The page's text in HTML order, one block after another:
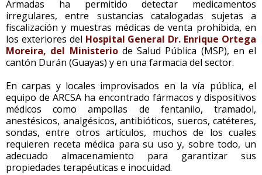
Armadas ha permitido detectar medicamentos
irregulares, entre sustancias catalogadas sujetas a
fiscalización y muestras médicas de venta prohibida, en
los exteriores del Hospital General Dr. Enrique Ortega
Moreira, del Ministeriode Salud Pública (MSP), en el
cantón Durán (Guayas) y en una farmacia del sector.
En carpas y locales improvisados en la vía pública, el
equipo de ARCSA ha encontrado fármacos y dispositivos
médicos como ampollas de fentanilo, tramadol,
anestésicos, analgésicos, antibióticos, sueros, catéteres,
sondas, entre otros artículos, muchos de los cuales
requieren receta médica para su uso y, sobre todo, un
adecuado almacenamiento para garantizar sus
propiedades terapéuticas e inocuidad.